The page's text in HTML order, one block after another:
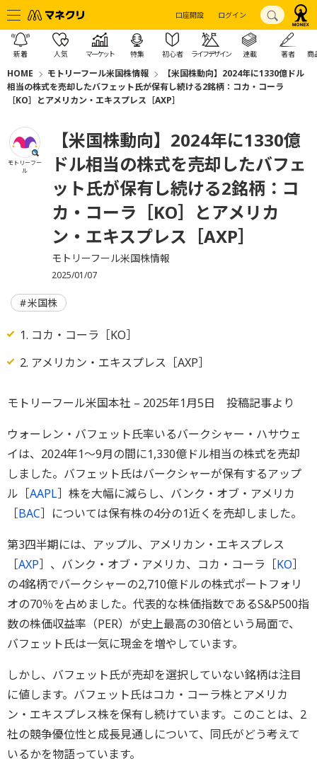
口座開設 ログイン
新着 人気 マーケット 特集 初心者 ライフデザイン 連載 著者 商
HOME モトリーフール米国株情報
【米国株動向】2024年に1330億ドル
相当の株式を売却したバフェット氏が保有し続ける2銘柄：コカ・コーラ
［KO］とアメリカン・エキスプレス［AXP］
モトリーフー
ル
【米国株動向】2024年に1330億
ドル相当の株式を売却したバフェ
ット氏が保有し続ける2銘柄：コ
カ・コーラ［KO］とアメリカ
ン・エキスプレス［AXP］
モトリーフール米国株情報
2025/01/07
米国株
1. コカ・コーラ［KO］
2. アメリカン・エキスプレス［AXP］
モトリーフール米国本社 – 2025年1月5日 投稿記事より
ウォーレン・バフェット氏率いるバークシャー・ハサウェ
イは、2024年1～9月の間に1,330億ドル相当の株式を売却
しました。バフェット氏はバークシャーが保有するアップ
ル［AAPL］株を大幅に減らし、バンク・オブ・アメリカ
［BAC］については保有株の4分の1近くを売却しました。
第3四半期には、アップル、アメリカン・エキスプレス
［AXP］、バンク・オブ・アメリカ、コカ・コーラ［KO］
の4銘柄でバークシャーの2,710億ドルの株式ポートフォリ
オの70％を占めました。代表的な株価指数であるS&P500指
数の株価収益率（PER）が史上最高の30倍という局面で、
バフェット氏は一気に現金を増やしています。
しかし、バフェット氏が売却を選択していない銘柄は注目
に値します。バフェット氏はコカ・コーラ株とアメリカ
ン・エキスプレス株を保有し続けています。このことは、2
社の競争優位性と成長見通しについて、同氏がどう考えて
いるかを物語っています。